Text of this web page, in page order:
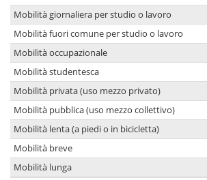
Mobilità giornaliera per studio o lavoro
Mobilità fuori comune per studio o lavoro
Mobilità occupazionale
Mobilità studentesca
Mobilità privata (uso mezzo privato)
Mobilità pubblica (uso mezzo collettivo)
Mobilità lenta (a piedi o in bicicletta)
Mobilità breve
Mobilità lunga